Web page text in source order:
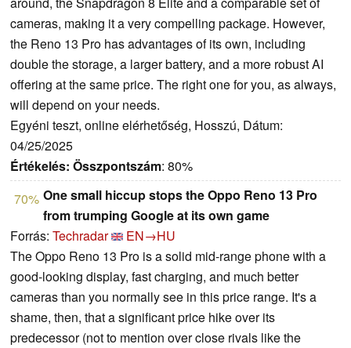
cameras, making it a very compelling package. However,
the Reno 13 Pro has advantages of its own, including
double the storage, a larger battery, and a more robust AI
offering at the same price. The right one for you, as always,
will depend on your needs.
Egyéni teszt, online elérhetőség, Hosszú, Dátum:
04/25/2025
Értékelés: Összpontszám: 80%
70% One small hiccup stops the Oppo Reno 13 Pro
from trumping Google at its own game
Forrás: Techradar
EN→HU
The Oppo Reno 13 Pro is a solid mid-range phone with a
good-looking display, fast charging, and much better
cameras than you normally see in this price range. It's a
shame, then, that a significant price hike over its
predecessor (not to mention over close rivals like the